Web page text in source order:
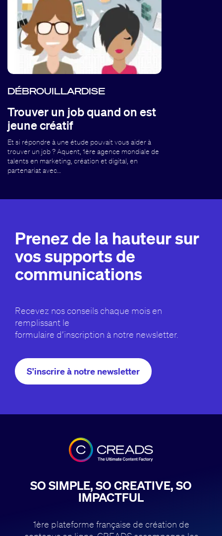
DÉBROUILLARDISE
Trouver un job quand on est
jeune créatif
Et si répondre à une étude pouvait vous aider à
trouver un job ? Aquent, 1ère agence mondiale de
talents en marketing, création et digital, en
partenariat avec…
Prenez de la hauteur sur
vos supports de
communications
Recevez nos conseils chaque mois en
remplissant le
formulaire d’inscription à notre newsletter.
S'inscrire à notre newsletter
SO SIMPLE, SO CREATIVE, SO
IMPACTFUL
1ère plateforme française de création de